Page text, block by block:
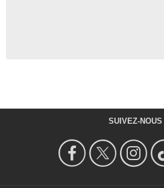
SUIVEZ-NOUS